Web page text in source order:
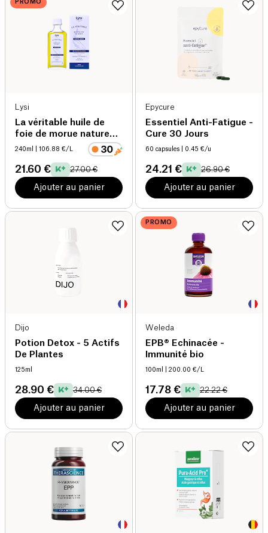
PROMO
Lysi
La véritable huile de
foie de morue nature
(origine Islande)
240ml | 106.88 €/L
21.60 € 27.00 €
Ajouter au panier
Epycure
Essentiel Anti-Fatigue -
Cure 30 Jours
60 capsules | 0.45 €/u
24.21 € 26.90 €
Ajouter au panier
Dijo
Potion Detox - 5 Actifs
De Plantes
125ml
28.90 € 34.00 €
Ajouter au panier
PROMO
Weleda
EPB® Echinacée -
Immunité bio
100ml | 200.00 €/L
17.78 € 22.22 €
Ajouter au panier